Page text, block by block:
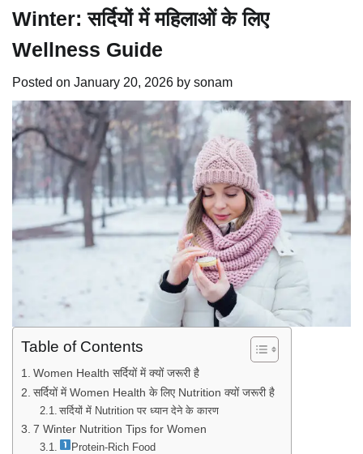
Winter: सर्दियों में महिलाओं के लिए
Wellness Guide
Posted on January 20, 2026 by sonam
Table of Contents
Women Health सर्दियों में क्यों जरूरी है
सर्दियों में Women Health के लिए Nutrition क्यों जरूरी है
सर्दियों में Nutrition पर ध्यान देने के कारण
7 Winter Nutrition Tips for Women
Protein-Rich Food